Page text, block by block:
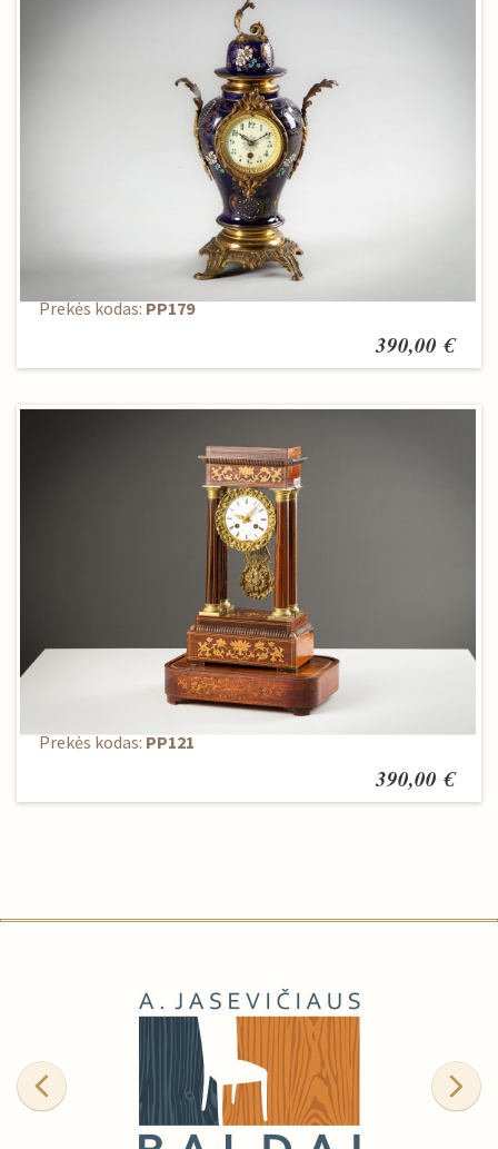
Laikrodis
Prekės kodas:PP179
390,00 €
Laikrodis pastatomas
Prekės kodas: PP121
390,00 €